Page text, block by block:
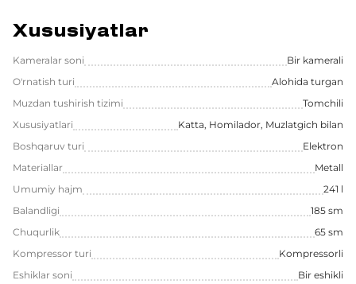
Xususiyatlar
Kameralar soni
Bir kamerali
O'rnatish turi
Alohida turgan
Muzdan tushirish tizimi
Tomchili
Xususiyatlari
Katta, Homilador, Muzlatgich bilan
Boshqaruv turi
Elektron
Materiallar
Metall
Umumiy hajm
241 l
Balandligi
185 sm
Chuqurlik
65 sm
Kompressor turi
Kompressorli
Eshiklar soni
Bir eshikli